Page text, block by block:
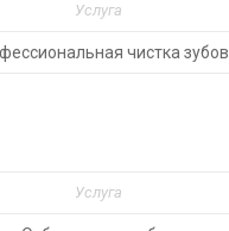
Услуга
чистка зубов
Услуга